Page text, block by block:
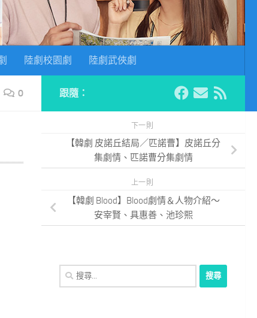
陸劇校園劇 陸劇武俠劇
0 跟隨：
下一則
【韓劇 皮諾丘結局／匹諾曹】皮諾丘分
集劇情、匹諾曹分集劇情
上一則
【韓劇 Blood】Blood劇情＆人物介紹～
安宰賢、具惠善、池珍熙
搜
尋